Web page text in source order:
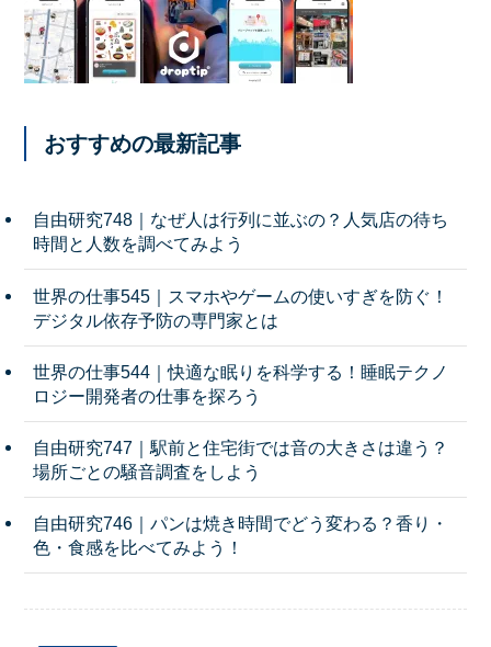
おすすめの最新記事
自由研究748｜なぜ人は行列に並ぶの？人気店の待ち
時間と人数を調べてみよう
世界の仕事545｜スマホやゲームの使いすぎを防ぐ！
デジタル依存予防の専門家とは
世界の仕事544｜快適な眠りを科学する！睡眠テクノ
ロジー開発者の仕事を探ろう
自由研究747｜駅前と住宅街では音の大きさは違う？
場所ごとの騒音調査をしよう
自由研究746｜パンは焼き時間でどう変わる？香り・
色・食感を比べてみよう！